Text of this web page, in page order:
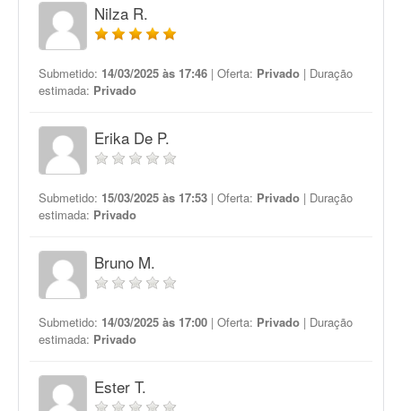
Nilza R.
Submetido: 14/03/2025 às 17:46 | Oferta: Privado | Duração
estimada: Privado
Erika De P.
Submetido: 15/03/2025 às 17:53 | Oferta: Privado | Duração
estimada: Privado
Bruno M.
Submetido: 14/03/2025 às 17:00 | Oferta: Privado | Duração
estimada: Privado
Ester T.